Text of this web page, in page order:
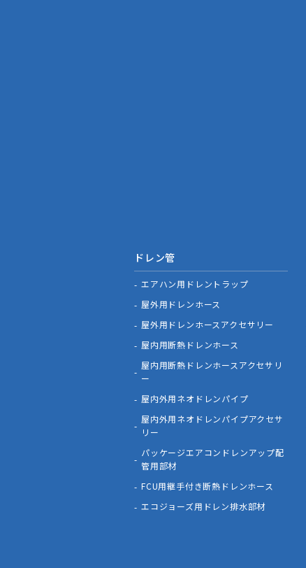
ドレン管
エアハン用ドレントラップ
屋外用ドレンホース
屋外用ドレンホースアクセサリー
屋内用断熱ドレンホース
屋内用断熱ドレンホースアクセサリ
ー
屋内外用ネオドレンパイプ
屋内外用ネオドレンパイプアクセサ
リー
パッケージエアコンドレンアップ配
管用部材
FCU用継手付き断熱ドレンホース
エコジョーズ用ドレン排水部材